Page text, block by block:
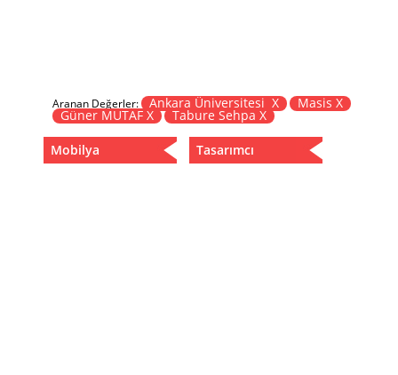
Zigon
Aranan Değerler: Ankara Üniversitesi X Masis X
Güner MUTAF X Tabure Sehpa X
Mobilya Tasarımcı